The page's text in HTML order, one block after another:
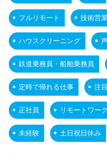
フルリモート 技術営
ハウスクリーニング
鉄道乗務員・船舶乗務員
定時で帰れる仕事 注
正社員 リモートワー
未経験 土日祝日休み